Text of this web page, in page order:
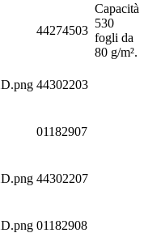
44274503
Capacità
530
fogli da
80 g/m².
44302203
01182907
44302207
01182908